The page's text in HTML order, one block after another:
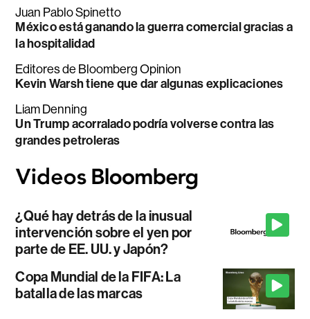
Juan Pablo Spinetto
México está ganando la guerra comercial gracias a
la hospitalidad
Editores de Bloomberg Opinion
Kevin Warsh tiene que dar algunas explicaciones
Liam Denning
Un Trump acorralado podría volverse contra las
grandes petroleras
¿Qué hay detrás de la inusual
intervención sobre el yen por
parte de EE. UU. y Japón?
Copa Mundial de la FIFA: La
batalla de las marcas